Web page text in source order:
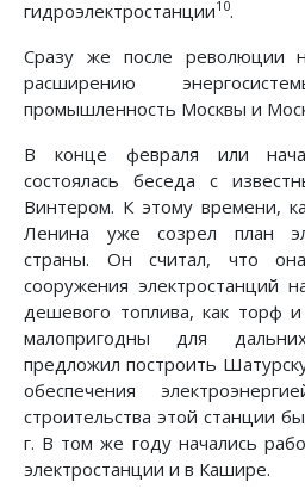
гидроэлектростанции10.
Сразу же после революции
расширению
промышленность Москвы и
В конце февраля или
состоялась беседа с
Винтером. К этому времени,
Ленина уже созрел план
страны. Он считал, что
сооружения электростанций
дешевого топлива, как торф
малопригодны для
предложил построить
обеспечения
строительства этой станции
г. В том же году начались
электростанции и в Кашире.